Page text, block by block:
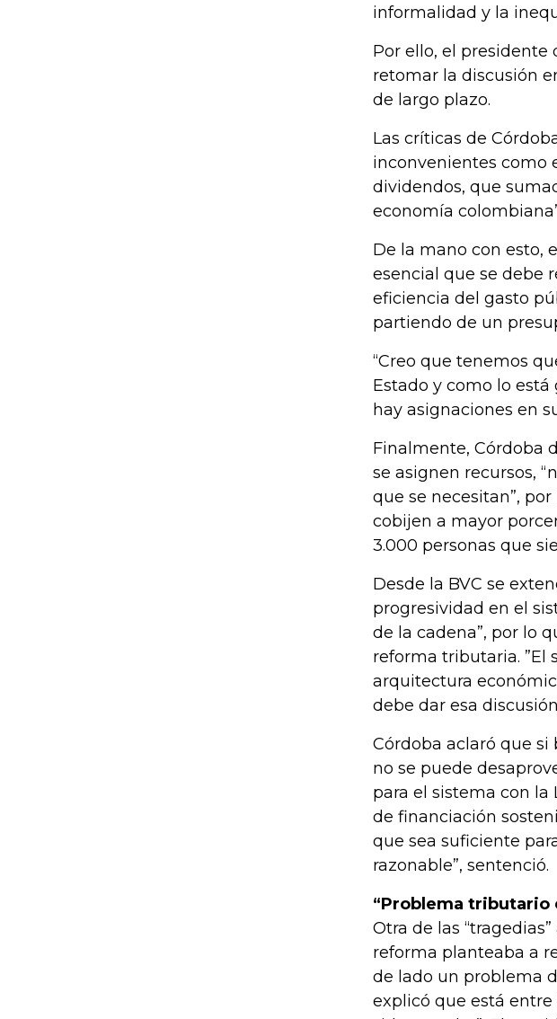
informalidad y la
Por ello, el presidente
retomar la discusión
de largo plazo.
Las críticas de
inconvenientes como
dividendos, que
economía
De la mano con esto,
esencial que se debe
eficiencia del gasto
partiendo de un
“Creo que tenemos
Estado y como lo está
hay asignaciones en
Finalmente, Córdoba
se asignen recursos,
que se necesitan”,
cobijen a mayor
3.000 personas que
Desde la BVC se
progresividad en el
de la cadena”, por lo
reforma tributaria.
arquitectura
debe dar esa
Córdoba aclaró que
no se puede
para el sistema con la
de financiación
que sea suficiente
razonable”, sentenció.
“Problema tributario
Otra de las
reforma planteaba a
de lado un problema
explicó que está entre